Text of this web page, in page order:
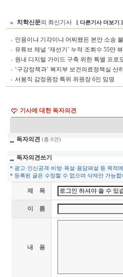
치학신문의 최신기사 [ 다른기사 더보기 ]
인용이냐 기각이냐 어찌됐든 본안 소송
유튜브 채널 ‘재선기’ 누적 조회수 55만
원내 디지털 가이드 구축 위한 특별 프로
‘구강정책과’ 복지부 보건의료정책실 산
서봉직 감정원장 특위 위원장 6인 임명
기사에 대한 독자의견
독자의견 (총 0건)
독자의견쓰기
* 광고·인신공격·비방·욕설·음담패설 등 목적
* 등록된 글은 수정할 수 없으며 삭제만 가능합
제 목
이 름
내 용